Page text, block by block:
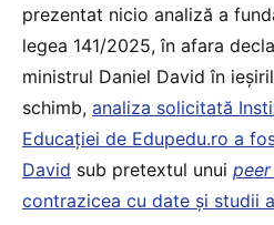
prezentat nicio analiză a
legea 141/2025, în afara
ministrul Daniel David în
schimb, analiza solicitată
Educației de Edupedu.ro a
David sub pretextul unui
contrazicea cu date și studii